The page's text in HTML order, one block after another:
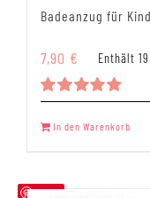
Badeanzug für
mit5.00
7,90 € Enthält
In den Warenkorb
Save